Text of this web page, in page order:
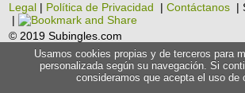
Legal | Política de Privacidad |Contáctanos |
|
© 2019 Subingles.com
Usamos cookies propias y de terceros para
personalizada según su navegación. Si
consideramos que acepta el uso de